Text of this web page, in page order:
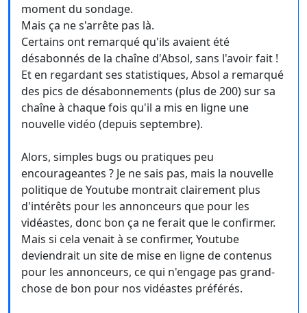
moment du sondage.
Mais ça ne s'arrête pas là.
Certains ont remarqué qu'ils avaient été
désabonnés de la chaîne d'Absol, sans l'avoir fait !
Et en regardant ses statistiques, Absol a remarqué
des pics de désabonnements (plus de 200) sur sa
chaîne à chaque fois qu'il a mis en ligne une
nouvelle vidéo (depuis septembre).
Alors, simples bugs ou pratiques peu
encourageantes ? Je ne sais pas, mais la nouvelle
politique de Youtube montrait clairement plus
d'intérêts pour les annonceurs que pour les
vidéastes, donc bon ça ne ferait que le confirmer.
Mais si cela venait à se confirmer, Youtube
deviendrait un site de mise en ligne de contenus
pour les annonceurs, ce qui n'engage pas grand-
chose de bon pour nos vidéastes préférés.